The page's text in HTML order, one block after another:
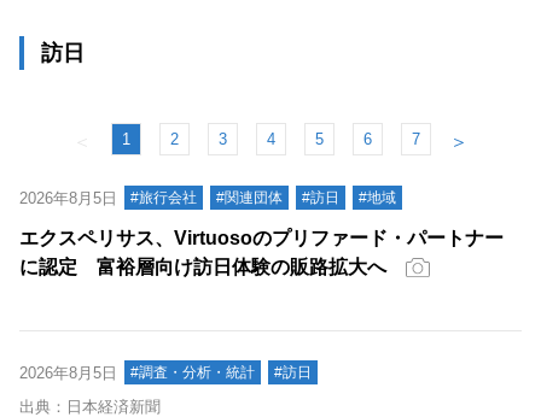
訪日
＜ 1 2 3 4 5 6 7 ＞
2026年8月5日 #旅行会社 #関連団体 #訪日 #地域
エクスペリサス、Virtuosoのプリファード・パートナー
に認定 富裕層向け訪日体験の販路拡大へ
2026年8月5日 #調査・分析・統計 #訪日
出典：日本経済新聞